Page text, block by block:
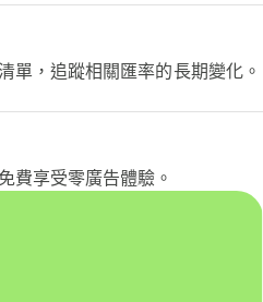
單，追蹤相關匯率的長期變化。
費享受零廣告體驗。